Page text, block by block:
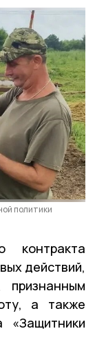
политики
контракта
действий,
а также
«Защитники